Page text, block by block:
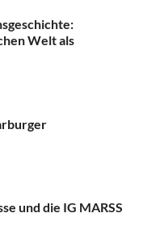
Welt als
und die IG MARSS